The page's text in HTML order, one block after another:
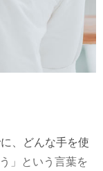
、どんな手を使
」という言葉を